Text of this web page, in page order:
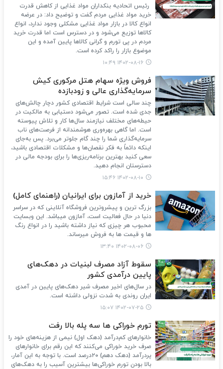
رئیس اتحادیه بنکداران مواد غذایی از کاهش قدرت
خرید مواد غذایی مردم گفت و توضیح داد: در عرضه
انواع کالا در بازار مواد غذایی مشکلی وجود ندارد، انواع
کالاها توزیع می‌شود و در دسترس است اما قدرت خرید
مردم در پی تورم و گرانی کالاها پایین آمده و این
موضوع بازار را راکد کرده است.
۱۴۰۲-۰۸-۱۶ ۱۰:۴۹
فروش ویژه سهام هتل مرکوری کیش
سرمایه‌گذاری عالی و زودبازده
چند سالی است شرایط اقتصادی کشور دچار چالش‌های
جدی شده است. تصور می‌شود دستیابی به مالکیت در
حیطه‌های مختلف نیازمند سال‌ها کار و تلاش پیوسته
است. اما گاهی بهره‌وری هوشمندانه از فرصت‌های ناب
سرمایه‌گذاری شما را چند گام جلوتر می‌برد. پس به‌جای
اینکه دائماً به فکر نقصان‌ها و مشکلات اقتصادی باشید،
سعی کنید بهترین برنامه‌ریزی‌ها را برای بودجه مالی در
دسترستان انجام دهید.
۱۴۰۲-۰۸-۱۰ ۱۵:۴۶
خرید از آمازون برای ایرانیان (راهنمای کامل)
بزرگ ترین و پیشروترین فروشگاه آنلاینی که در سراسر
دنیا در حال فعالیت است، آمازون میباشد. این وبسایت
محبوب هر چیزی که نیاز داشته باشید را در انواع رنگ
ها و قیمت ها به فروش میرساند.
۱۴۰۲-۰۸-۰۶ ۱۳:۴۰
سقوط آزاد مصرف لبنیات در دهک‌های
پایین درآمدی کشور
در سال‌های اخیر مصرف شیر دهک‌های پایین در آمدی
ایران روندی به شدت نزولی داشته است.
۱۴۰۲-۰۷-۲۵ ۱۵:۰۷
تورم خوراکی‌ ها سه پله بالا رفت
خانوارهای کم‌درآمد (دهک اول) نیمی از هزینه‌های خود را
صرف خرید خوراکی می‌کنند که این رقم برای خانوارهای
پردرآمد (دهک دهم) ۲۰درصد است. با توجه به این آمار،
بالا بودن تورم خوراکی‌ها بیشترین آسیب را به دهک‌های